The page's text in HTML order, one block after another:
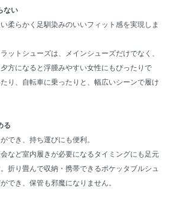
ない
柔らかく足馴染みのいいフィット感を実現しま
ットシューズは、メインシューズだけでなく、
方になると浮腫みやすい女性にもぴったりで
り、自転車に乗ったりと、幅広いシーンで履け
る
でき、持ち運びにも便利。
など室内履きが必要になるタイミングにも足元
折り畳んで収納・携帯できるポケッタブルシュ
でき、保管も邪魔になりません。